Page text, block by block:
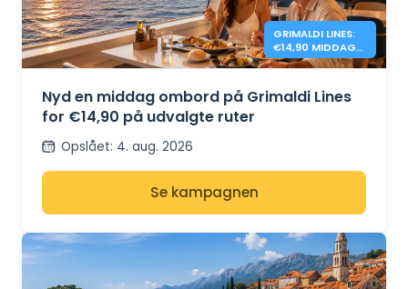
GRIMALDI LINES:
€14,90 MIDDAG
OMBORD
Nyd en middag ombord på Grimaldi Lines
for €14,90 på udvalgte ruter
Opslået: 4. aug. 2026
Se kampagnen